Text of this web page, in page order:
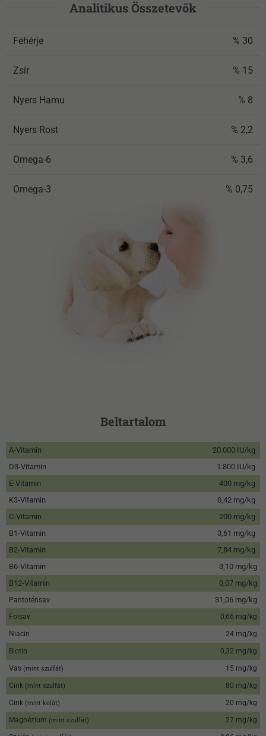
Analitikus Összetevők
Fehérje % 30
Zsír % 15
Nyers Hamu % 8
Nyers Rost % 2,2
Omega-6 % 3,6
Omega-3 % 0,75
Beltartalom
A-Vitamin
20.000 IU/kg
D3-Vitamin
1.800 IU/kg
E-Vitamin
400 mg/kg
K3-Vitamin
0,42 mg/kg
C-Vitamin
200 mg/kg
B1-Vitamin
3,61 mg/kg
B2-Vitamin
7,84 mg/kg
B6-Vitamin
3,10 mg/kg
B12-Vitamin
0,07 mg/kg
Pantoténsav 31,06 mg/kg
Folsav 0,66 mg/kg
Niacin 24 mg/kg
Biotin 0,32 mg/kg
Vas (mint szulfát) 15 mg/kg
Cink (mint szulfát) 80 mg/kg
Cink (mint kelát) 20 mg/kg
Magnézium (mint szulfát) 27 mg/kg